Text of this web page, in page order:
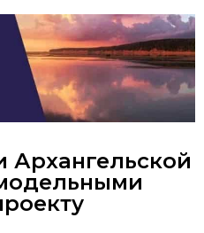
Архангельской